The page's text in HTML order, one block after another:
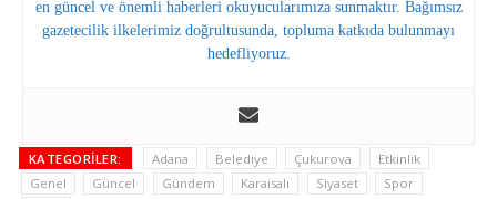
en güncel ve önemli haberleri okuyucularımıza sunmaktır. Bağımsız
gazetecilik ilkelerimiz doğrultusunda, topluma katkıda bulunmayı
hedefliyoruz.
KATEGORILER: Adana Belediye Çukurova
Etkinlik
Genel
Güncel Gündem Karaisalı Siyaset
Spor